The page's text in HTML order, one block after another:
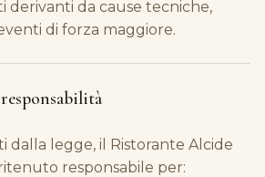
derivanti da cause tecniche,
di forza maggiore.
dalla legge, il Ristorante Alcide
responsabile per: